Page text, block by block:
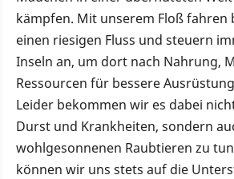
kämpfen. Mit unserem Floß fahren
einen riesigen Fluss und steuern
Inseln an, um dort nach Nahrung,
Ressourcen für bessere
Leider bekommen wir es dabei
Durst und Krankheiten, sondern
wohlgesonnenen Raubtieren zu
können wir uns stets auf die